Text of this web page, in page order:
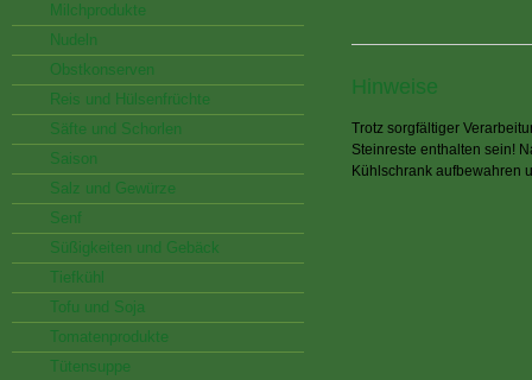
Milchprodukte
Nudeln
Obstkonserven
Reis und Hülsenfrüchte
Säfte und Schorlen
Saison
Salz und Gewürze
Senf
Süßigkeiten und Gebäck
Tiefkühl
Tofu und Soja
Tomatenprodukte
Tütensuppe
Hinweise
Trotz sorgfältiger
Steinreste enthalten sein!
Kühlschrank aufbewahren